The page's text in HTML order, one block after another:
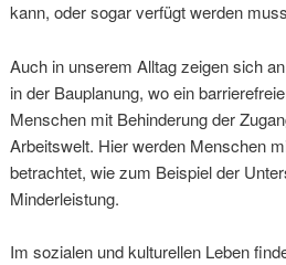
kann, oder sogar verfügt werden
Auch in unserem Alltag zeigen sich
in der Bauplanung, wo ein
Menschen mit Behinderung der
Arbeitswelt. Hier werden Menschen
betrachtet, wie zum Beispiel der
Minderleistung.
Im sozialen und kulturellen Leben